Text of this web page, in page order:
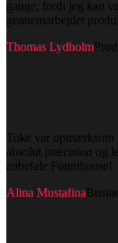
gange, fordi jeg kan
gennemarbejdet
Thomas Lydholm
Toke var opmærksom
absolut præcision og
anbefale Founthouse!
Alina Mustafina